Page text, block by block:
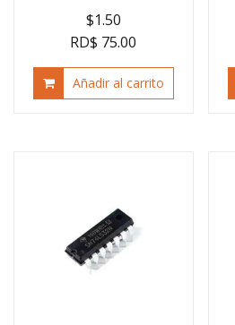
$1.50
RD$ 75.00
Añadir al carrito